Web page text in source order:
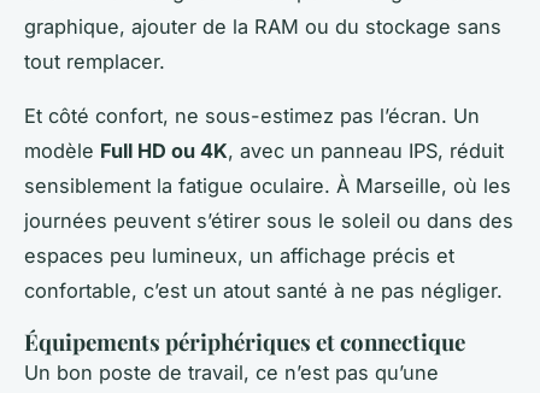
graphique, ajouter de la RAM ou du stockage sans
tout remplacer.
Et côté confort, ne sous-estimez pas l’écran. Un
modèle Full HD ou 4K, avec un panneau IPS, réduit
sensiblement la fatigue oculaire. À Marseille, où les
journées peuvent s’étirer sous le soleil ou dans des
espaces peu lumineux, un affichage précis et
confortable, c’est un atout santé à ne pas négliger.
Équipements périphériques et connectique
Un bon poste de travail, ce n’est pas qu’une